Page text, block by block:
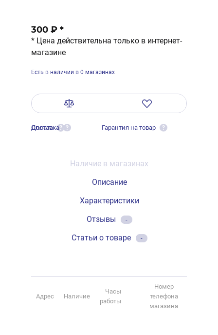
300 ₽ *
* Цена действительна только в интернет-
магазине
Есть в наличии в 0 магазинах
Оплата ?
Доставка ? Гарантия на товар ?
Наличие в магазинах
Описание
Характеристики
Отзывы
-
Статьи о товаре -
Адрес Наличие
Часы
работы
Номер
телефона
магазина